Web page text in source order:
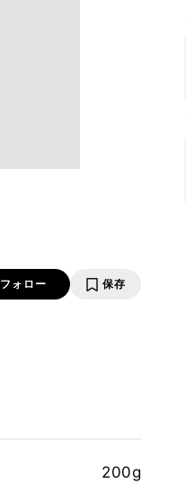
フォロー 保存
200g